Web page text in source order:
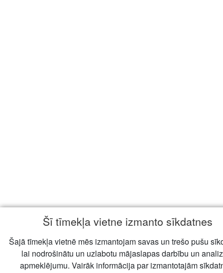
Šī tīmekļa vietne izmanto sīkdatnes
Šajā tīmekļa vietnē mēs izmantojam savas un trešo pušu
lai nodrošinātu un uzlabotu mājaslapas darbību un
apmeklējumu. Vairāk informācija par izmantotajām